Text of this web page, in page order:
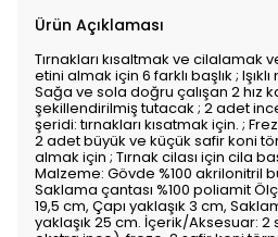
Ürün Açıklaması
Tırnakları kısaltmak ve cilalamak
etini almak için 6 farklı başlık ;
Sağa ve sola doğru çalışan 2 hız
şekillendirilmiş tutacak ; 2 adet
şeridi: tırnakları kısatmak için. ;
2 adet büyük ve küçük safir koni
almak için ; Tırnak cilası için cila
Malzeme: Gövde %100 akrilonitril
Saklama çantası %100 poliamit
19,5 cm, Çapı yaklaşık 3 cm,
yaklaşık 25 cm. İçerik/Aksesuar: 2